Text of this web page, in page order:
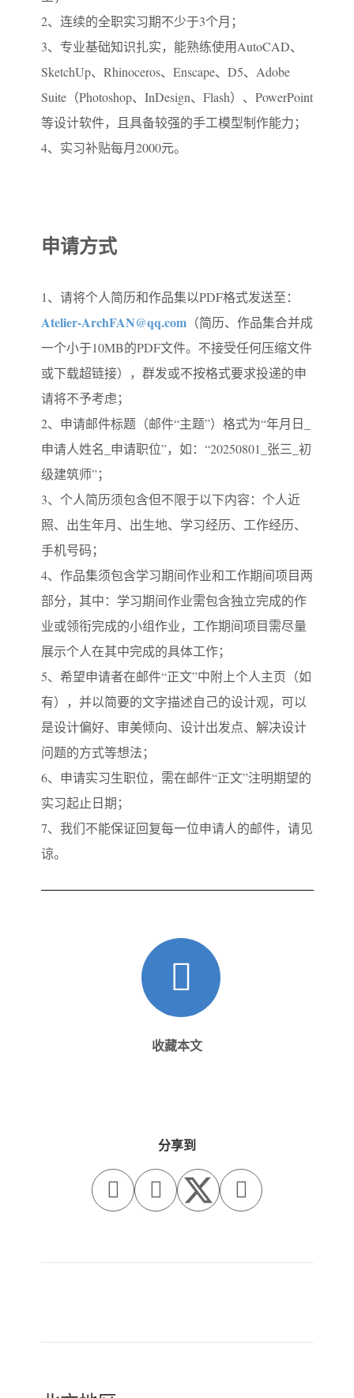
2、连续的全职实习期不少于3个月；
3、专业基础知识扎实，能熟练使用AutoCAD、
SketchUp、Rhinoceros、Enscape、D5、Adobe
Suite（Photoshop、InDesign、Flash）、PowerPoint
等设计软件，且具备较强的手工模型制作能力；
4、实习补贴每月2000元。
申请方式
1、请将个人简历和作品集以PDF格式发送至：
Atelier-ArchFAN@qq.com（简历、作品集合并成
一个小于10MB的PDF文件。不接受任何压缩文件
或下载超链接），群发或不按格式要求投递的申
请将不予考虑；
2、申请邮件标题（邮件“主题”）格式为“年月日_
申请人姓名_申请职位”，如：“20250801_张三_初
级建筑师”；
3、个人简历须包含但不限于以下内容：个人近
照、出生年月、出生地、学习经历、工作经历、
手机号码；
4、作品集须包含学习期间作业和工作期间项目两
部分，其中：学习期间作业需包含独立完成的作
业或领衔完成的小组作业，工作期间项目需尽量
展示个人在其中完成的具体工作；
5、希望申请者在邮件“正文”中附上个人主页（如
有），并以简要的文字描述自己的设计观，可以
是设计偏好、审美倾向、设计出发点、解决设计
问题的方式等想法；
6、申请实习生职位，需在邮件“正文”注明期望的
实习起止日期；
7、我们不能保证回复每一位申请人的邮件，请见
谅。
收藏本文
分享到
  